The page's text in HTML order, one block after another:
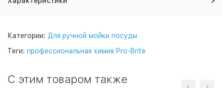
Категории: Для ручной мойки посуды
Теги: профессиональная химия Pro-Brite
C этим товаром также